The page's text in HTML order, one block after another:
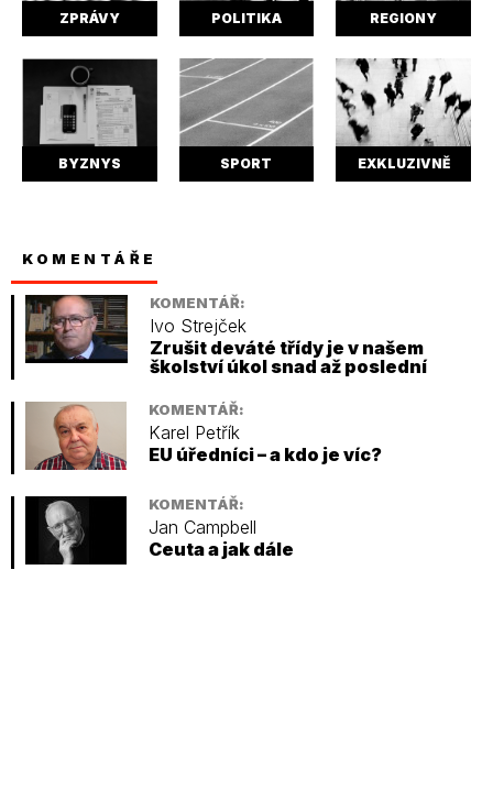
ZPRÁVY POLITIKA REGIONY
BYZNYS SPORT EXKLUZIVNĚ
KOMENTÁŘE
KOMENTÁŘ:
Ivo Strejček
Zrušit deváté třídy je v našem
školství úkol snad až poslední
KOMENTÁŘ:
Karel Petřík
EU úředníci – a kdo je víc?
KOMENTÁŘ:
Jan Campbell
Ceuta a jak dále